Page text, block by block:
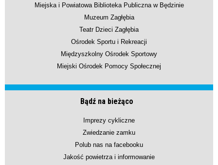
Miejska i Powiatowa Biblioteka Publiczna w Będzinie
Muzeum Zagłębia
Teatr Dzieci Zagłębia
Ośrodek Sportu i Rekreacji
Międzyszkolny Ośrodek Sportowy
Miejski Ośrodek Pomocy Społecznej
Bądź na bieżąco
Imprezy cykliczne
Zwiedzanie zamku
Polub nas na facebooku
Jakość powietrza i informowanie